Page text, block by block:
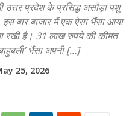
उत्तर प्रदेश के प्रसिद्ध असौड़ा पशु
इस बार बाजार में एक ऐसा भैंसा आया
रखी है। 31 लाख रुपये की कीमत
भैंसा अपनी […]
25, 2026